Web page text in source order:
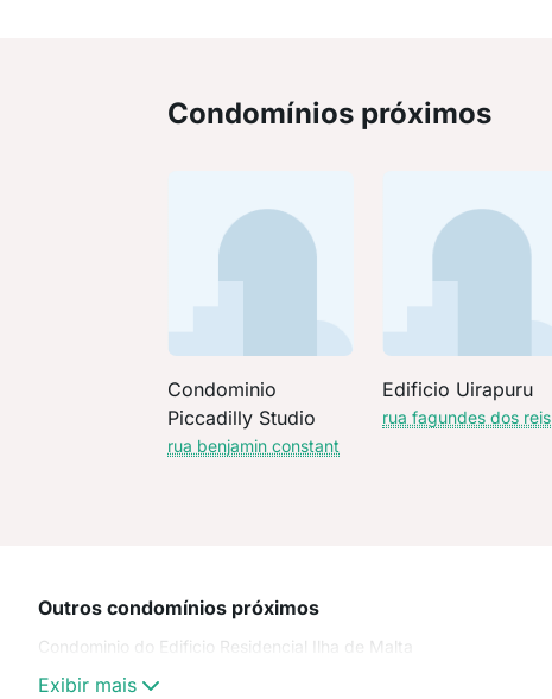
Condomínios próximos
Condominio
Piccadilly Studio
rua benjamin constant
Edificio Uirapuru
rua fagundes dos reis
Outros condomínios próximos
Condominio do Edificio Residencial Ilha de Malta
Exibir mais